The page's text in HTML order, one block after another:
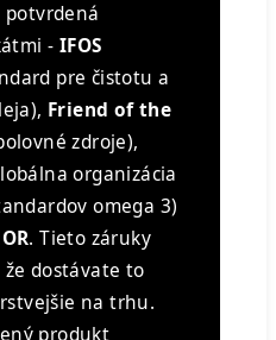
potvrdená
- IFOS
pre čistotu a
Friend of the
zdroje),
organizácia
omega 3)
. Tieto záruky
dostávate to
na trhu.
produkt